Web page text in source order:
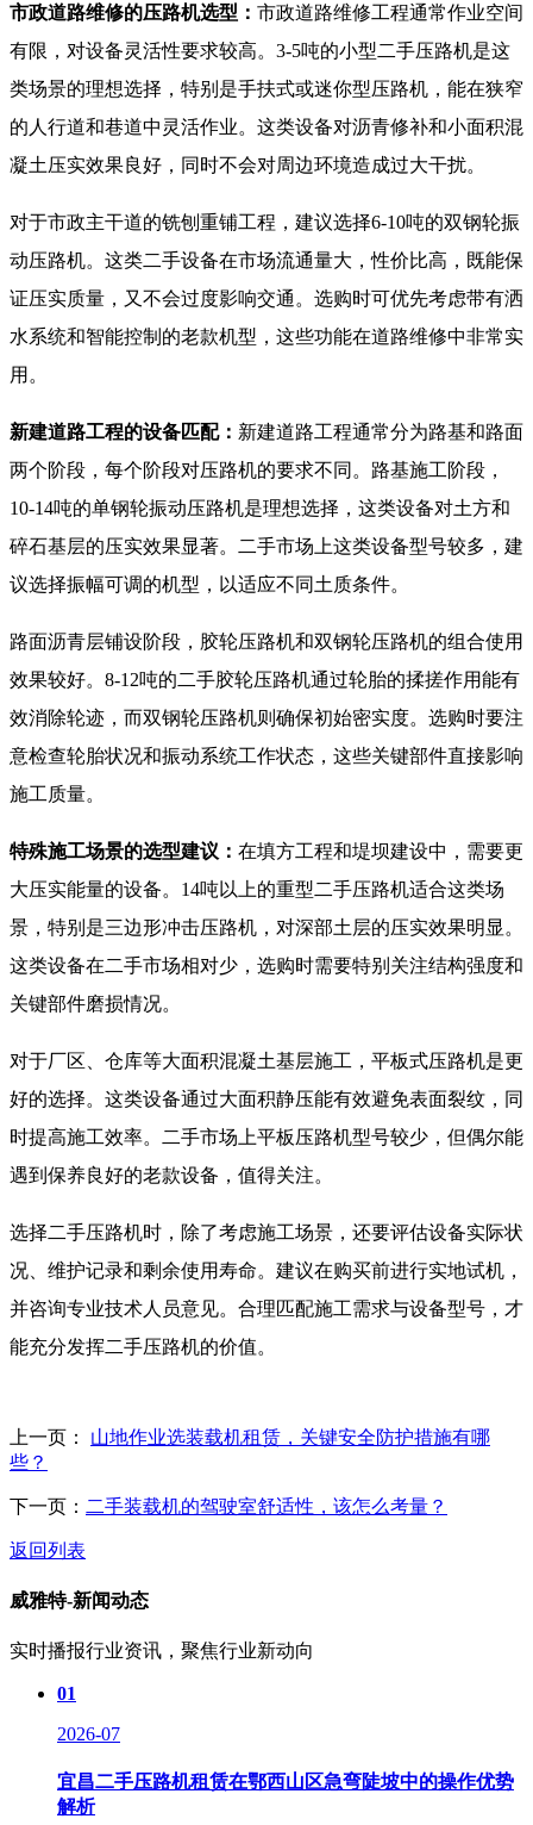
市政道路维修的压路机选型： 市政道路维修工程通常作业空间
有限，对设备灵活性要求较高。3-5吨的小型二手压路机是这
类场景的理想选择，特别是手扶式或迷你型压路机，能在狭窄
的人行道和巷道中灵活作业。这类设备对沥青修补和小面积混
凝土压实效果良好，同时不会对周边环境造成过大干扰。
对于市政主干道的铣刨重铺工程，建议选择6-10吨的双钢轮振
动压路机。这类二手设备在市场流通量大，性价比高，既能保
证压实质量，又不会过度影响交通。选购时可优先考虑带有洒
水系统和智能控制的老款机型，这些功能在道路维修中非常实
用。
新建道路工程的设备匹配： 新建道路工程通常分为路基和路面
两个阶段，每个阶段对压路机的要求不同。路基施工阶段，
10-14吨的单钢轮振动压路机是理想选择，这类设备对土方和
碎石基层的压实效果显著。二手市场上这类设备型号较多，建
议选择振幅可调的机型，以适应不同土质条件。
路面沥青层铺设阶段，胶轮压路机和双钢轮压路机的组合使用
效果较好。8-12吨的二手胶轮压路机通过轮胎的揉搓作用能有
效消除轮迹，而双钢轮压路机则确保初始密实度。选购时要注
意检查轮胎状况和振动系统工作状态，这些关键部件直接影响
施工质量。
特殊施工场景的选型建议： 在填方工程和堤坝建设中，需要更
大压实能量的设备。14吨以上的重型二手压路机适合这类场
景，特别是三边形冲击压路机，对深部土层的压实效果明显。
这类设备在二手市场相对少，选购时需要特别关注结构强度和
关键部件磨损情况。
对于厂区、仓库等大面积混凝土基层施工，平板式压路机是更
好的选择。这类设备通过大面积静压能有效避免表面裂纹，同
时提高施工效率。二手市场上平板压路机型号较少，但偶尔能
遇到保养良好的老款设备，值得关注。
选择二手压路机时，除了考虑施工场景，还要评估设备实际状
况、维护记录和剩余使用寿命。建议在购买前进行实地试机，
并咨询专业技术人员意见。合理匹配施工需求与设备型号，才
能充分发挥二手压路机的价值。
上一页： 山地作业选装载机租赁，关键安全防护措施有哪
些？
下一页： 二手装载机的驾驶室舒适性，该怎么考量？
返回列表
威雅特-新闻动态
实时播报行业资讯，聚焦行业新动向
01
2026-07
宜昌二手压路机租赁在鄂西山区急弯陡坡中的操作优势
解析